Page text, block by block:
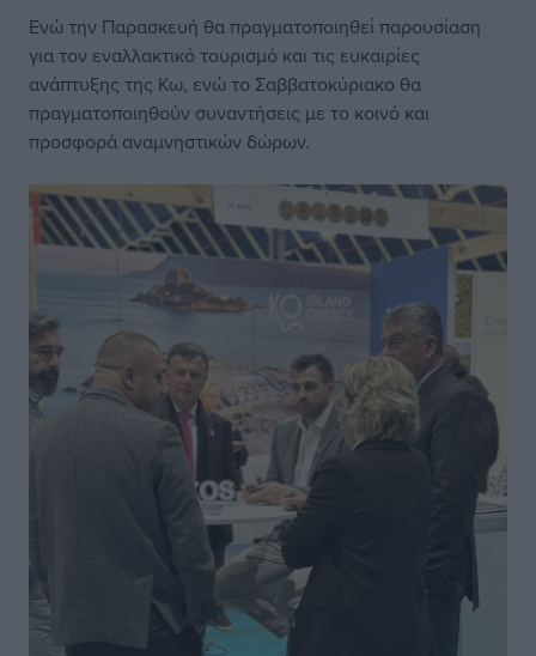
Ενώ την Παρασκευή θα πραγματοποιηθεί παρουσίαση
για τον εναλλακτικό τουρισμό και τις ευκαιρίες
ανάπτυξης της Κω, ενώ το Σαββατοκύριακο θα
πραγματοποιηθούν συναντήσεις με το κοινό και
προσφορά αναμνηστικών δώρων.